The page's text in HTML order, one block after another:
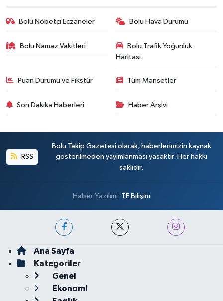
Bolu Nöbetçi Eczaneler Bolu Hava Durumu
Bolu Namaz Vakitleri
Bolu Trafik Yoğunluk
Haritası
Puan Durumu ve Fikstür Tüm Manşetler
Son Dakika Haberleri Haber Arşivi
RSS
Bolu Takip Gazetesi olarak, haberlerimizin kaynak
gösterilmeden yayımlanması yasaktır. Her hakkı
saklıdır.
Haber Yazılımı: TE Bilişim
Ana Sayfa
Kategoriler
Genel
Ekonomi